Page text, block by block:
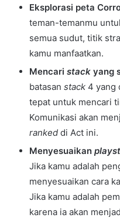
Eksplorasi peta
teman-temanmu
semua sudut, titik
kamu manfaatkan.
Mencari stack yang
batasan stack 4 yang
tepat untuk mencari
Komunikasi akan
ranked di Act ini.
Menyesuaikan
Jika kamu adalah
menyesuaikan cara
Jika kamu adalah
karena ia akan